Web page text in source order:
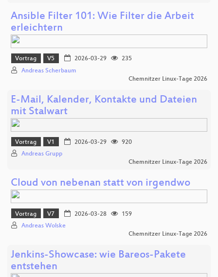
Ansible Filter 101: Wie Filter die Arbeit
erleichtern
Vortrag V5 2026-03-29
235
Andreas Scherbaum
Chemnitzer Linux-Tage 2026
E-Mail, Kalender, Kontakte und Dateien
mit Stalwart
Vortrag V1 2026-03-29
920
Andreas Grupp
Chemnitzer Linux-Tage 2026
Cloud von nebenan statt von irgendwo
Vortrag V7 2026-03-28
159
Andreas Wolske
Chemnitzer Linux-Tage 2026
Jenkins-Showcase: wie Bareos-Pakete
entstehen